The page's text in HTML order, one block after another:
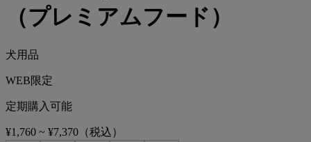
（プレミアムフード）
犬用品
WEB限定
定期購入可能
¥1,760 ~ ¥7,370 （税込）